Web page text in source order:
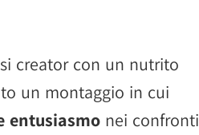
creator con un nutrito
un montaggio in cui
entusiasmo nei confronti